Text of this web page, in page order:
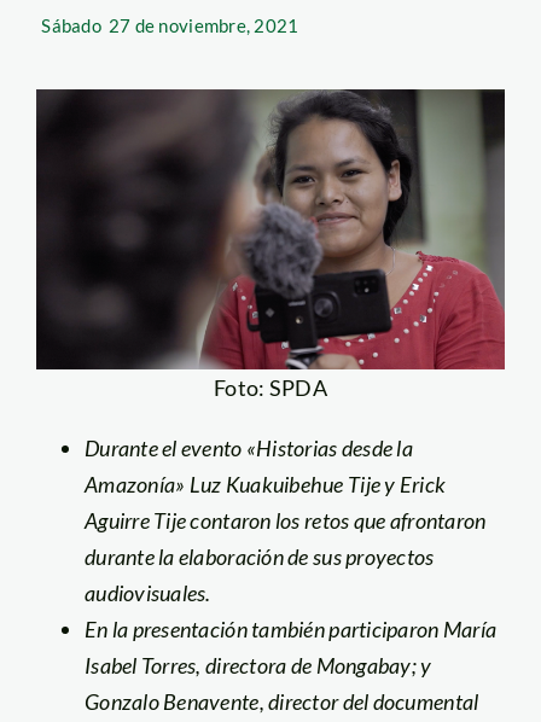
Sábado 27 de noviembre, 2021
Foto: SPDA
Durante el evento «Historias desde la
Amazonía» Luz Kuakuibehue Tije y Erick
Aguirre Tije contaron los retos que afrontaron
durante la elaboración de sus proyectos
audiovisuales.
En la presentación también participaron María
Isabel Torres, directora de Mongabay; y
Gonzalo Benavente, director del documental